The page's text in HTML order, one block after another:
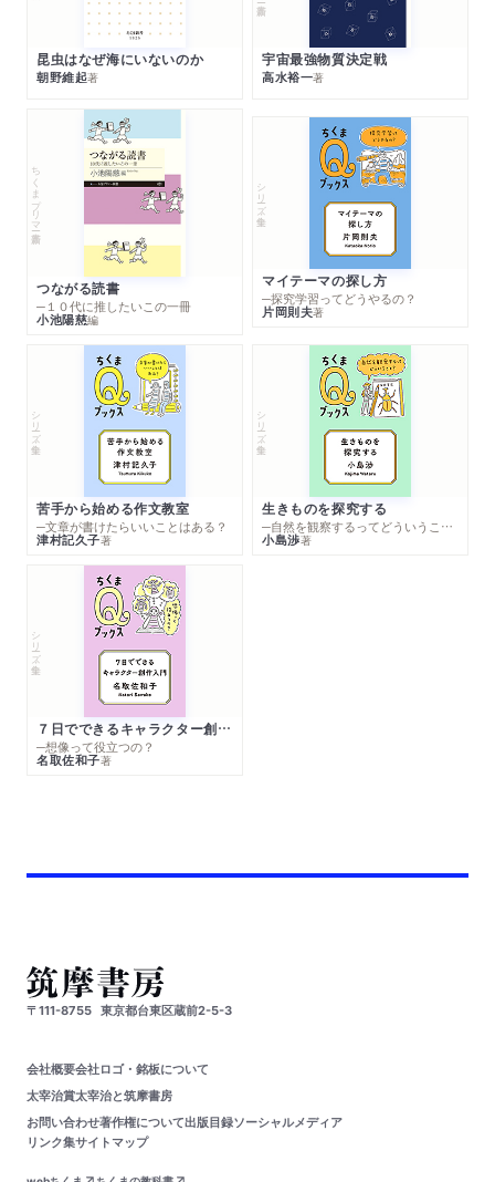
昆虫はなぜ海にいないのか
朝野維起著
宇宙最強物質決定戦
高水裕一著
ちくまプリマー新書
つながる読書
─１０代に推したいこの一冊
小池陽慈編
シリーズ・全集
マイテーマの探し方
─探究学習ってどうやるの？
片岡則夫著
シリーズ・全集
苦手から始める作文教室
─文章が書けたらいいことはある？
津村記久子著
シリーズ・全集
生きものを探究する
─自然を観察するってどういうこと？
小島渉著
シリーズ・全集
７日でできるキャラクター創作入門
─想像って役立つの？
名取佐和子著
〒111-8755 東京都台東区蔵前2-5-3
会社概要会社ロゴ・銘板について
太宰治賞太宰治と筑摩書房
お問い合わせ著作権について出版目録ソーシャルメディア
リンク集サイトマップ